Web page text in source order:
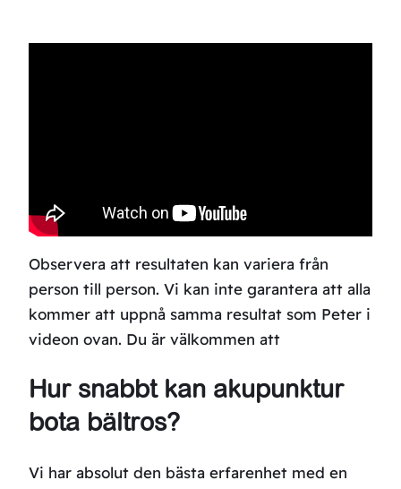
Observera att resultaten kan variera från
person till person. Vi kan inte garantera att alla
kommer att uppnå samma resultat som Peter i
videon ovan. Du är välkommen att
Hur snabbt kan akupunktur
bota bältros?
Vi har absolut den bästa erfarenhet med en